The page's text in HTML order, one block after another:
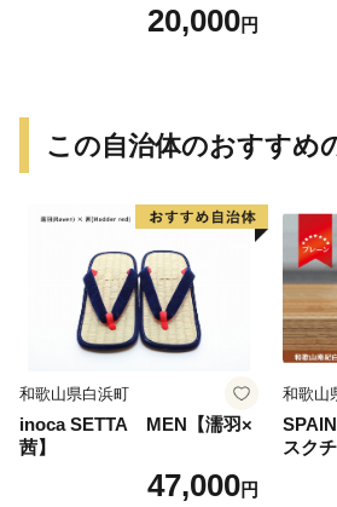
20,000円
この自治体のおすすめ
和歌山県白浜町
inoca SETTA MEN【濡羽×
茜】
47,000円
和歌山
スク